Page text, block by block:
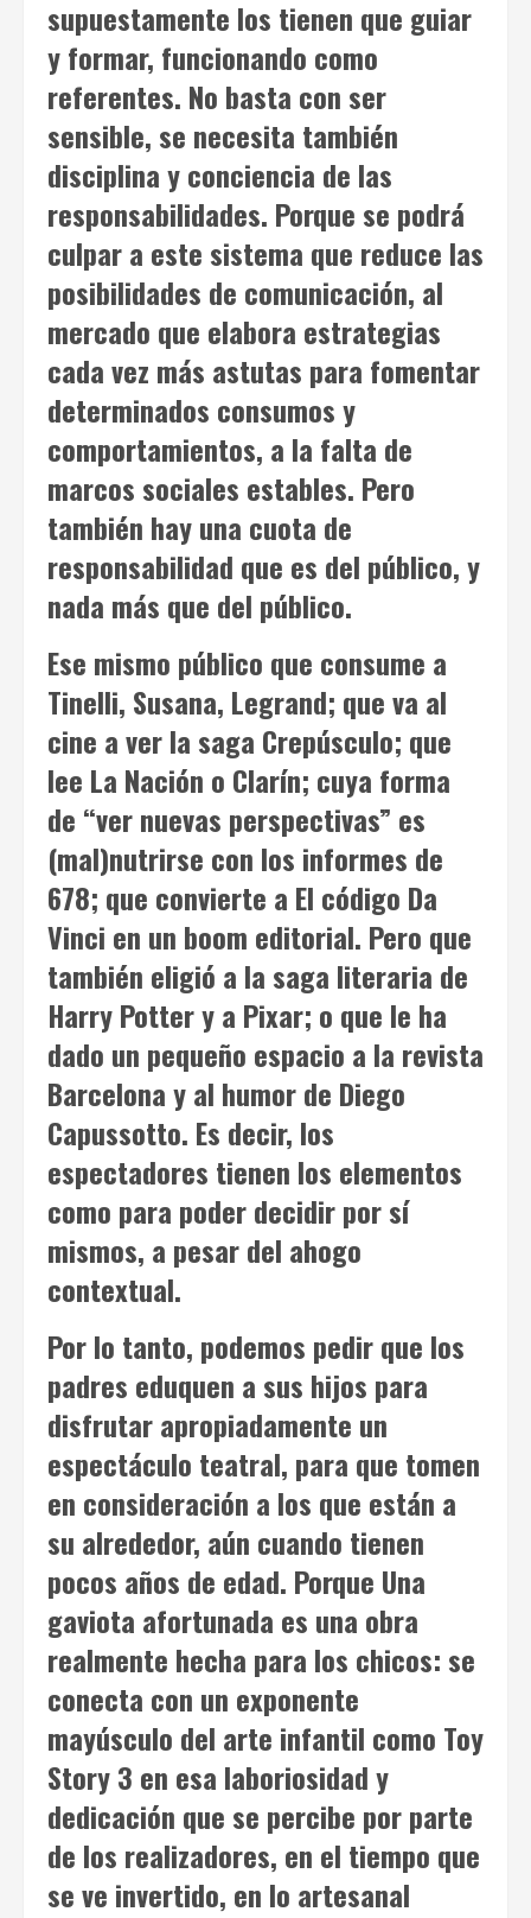
supuestamente los tienen que guiar
y formar, funcionando como
referentes. No basta con ser
sensible, se necesita también
disciplina y conciencia de las
responsabilidades. Porque se podrá
culpar a este sistema que reduce las
posibilidades de comunicación, al
mercado que elabora estrategias
cada vez más astutas para fomentar
determinados consumos y
comportamientos, a la falta de
marcos sociales estables. Pero
también hay una cuota de
responsabilidad que es del público, y
nada más que del público.
Ese mismo público que consume a
Tinelli, Susana, Legrand; que va al
cine a ver la saga Crepúsculo; que
lee La Nación o Clarín; cuya forma
de “ver nuevas perspectivas” es
(mal)nutrirse con los informes de
678; que convierte a El código Da
Vinci en un boom editorial. Pero que
también eligió a la saga literaria de
Harry Pottery a Pixar; o que le ha
dado un pequeño espacio a la revista
Barcelonay al humor de Diego
Capussotto. Es decir, los
espectadores tienen los elementos
como para poder decidir por sí
mismos, a pesar del ahogo
contextual.
Por lo tanto, podemos pedir que los
padres eduquen a sus hijos para
disfrutar apropiadamente un
espectáculo teatral, para que tomen
en consideración a los que están a
su alrededor, aún cuando tienen
pocos años de edad. Porque Una
gaviota afortunada es una obra
realmente hecha para los chicos: se
conecta con un exponente
mayúsculo del arte infantil como Toy
Story 3 en esa laboriosidad y
dedicación que se percibe por parte
de los realizadores, en el tiempo que
se ve invertido, en lo artesanal